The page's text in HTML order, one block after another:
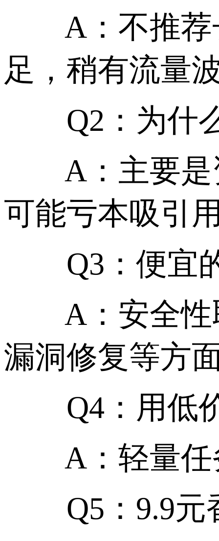
A：不推荐
足，稍有流量
Q2：为什么
A：主要是
可能亏本吸引
Q3：便宜的
A：安全性
漏洞修复等方
Q4：用低价
A：轻量任
Q5：9.9元